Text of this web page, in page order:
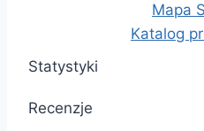
Mapa
Katalog
Statystyki
Recenzje